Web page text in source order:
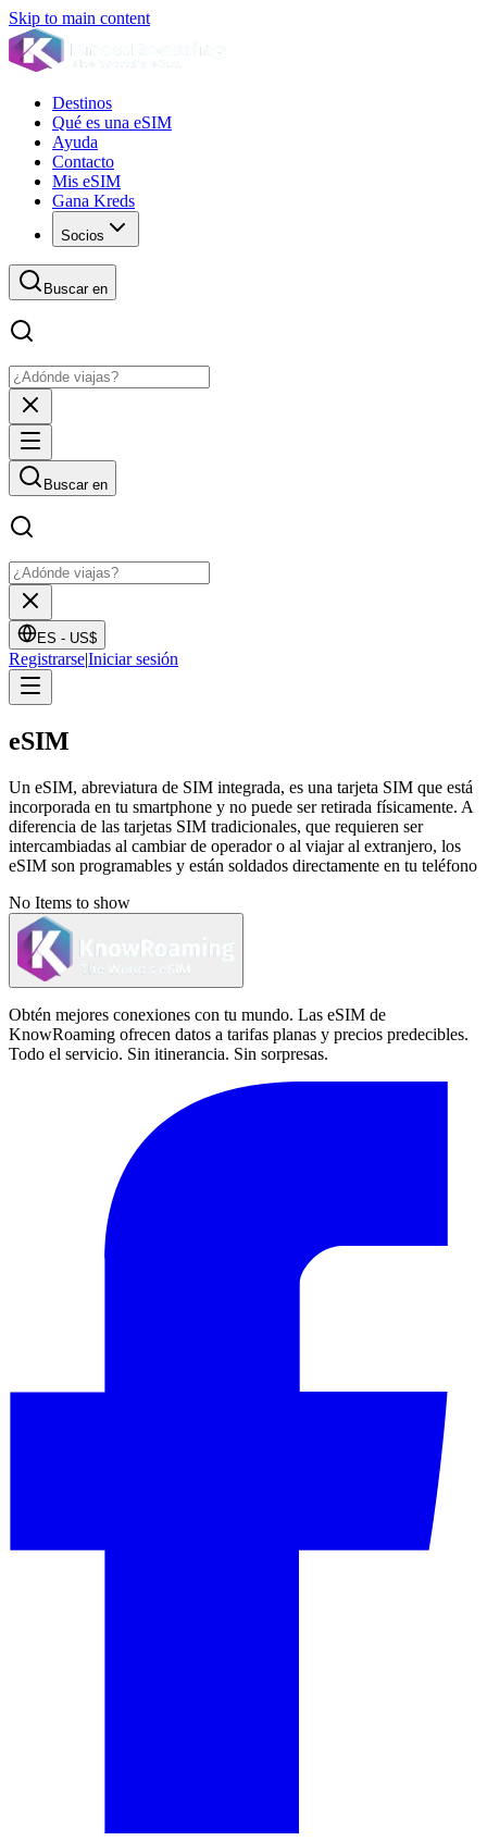
Skip to main content
Destinos
Qué es una eSIM
Ayuda
Contacto
Mis eSIM
Gana Kreds
Socios
Buscar en
Buscar en
ES - US$
Registrarse|Iniciar sesión
eSIM
Un eSIM, abreviatura de SIM integrada, es una tarjeta SIM que está
incorporada en tu smartphone y no puede ser retirada físicamente. A
diferencia de las tarjetas SIM tradicionales, que requieren ser
intercambiadas al cambiar de operador o al viajar al extranjero, los
eSIM son programables y están soldados directamente en tu teléfono
No Items to show
Obtén mejores conexiones con tu mundo. Las eSIM de
KnowRoaming ofrecen datos a tarifas planas y precios predecibles.
Todo el servicio. Sin itinerancia. Sin sorpresas.